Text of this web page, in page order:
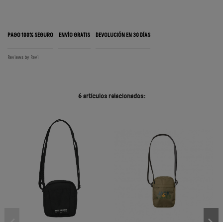
PAGO 100% SEGURO ENVÍO GRATIS DEVOLUCIÓN EN 30 DÍAS
Reviews by Revi
6 artículos relacionados: